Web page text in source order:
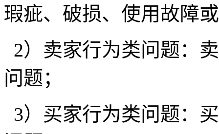
瑕疵、破损、使用故障
2）卖家行为类问题：
问题；
3）买家行为类问题：